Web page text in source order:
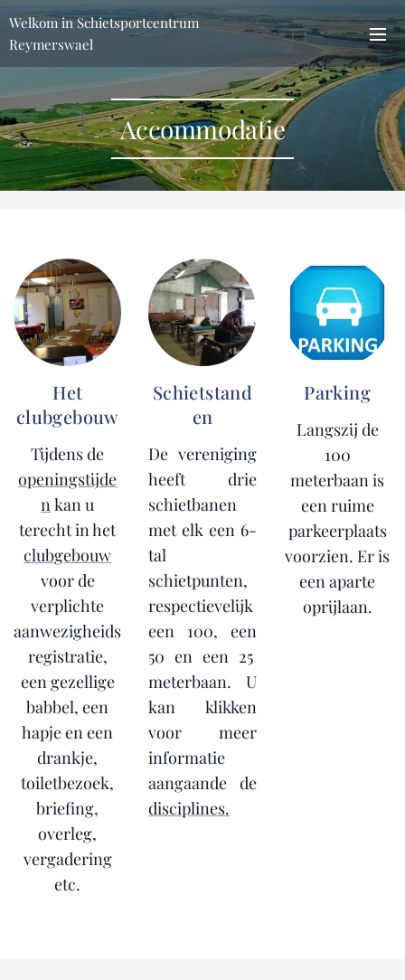
Welkom in Schietsportcentrum
Reymerswael
Accommodatie
Het
clubgebouw
Tijdens de
openingstijde
nkan u
terecht in het
clubgebouw
voor de
verplichte
aanwezigheids
registratie,
een gezellige
babbel, een
hapje en een
drankje,
toiletbezoek,
briefing,
overleg,
vergadering
etc.
Schietstand
en
De vereniging
heeft drie
schietbanen
met elk een 6-
tal
schietpunten,
respectievelijk
een 100, een
50 en een 25
meterbaan. U
kan klikken
voor meer
informatie
aangaande de
disciplines.
Parking
Langszij de
100
meterbaan is
een ruime
parkeerplaats
voorzien. Er is
een aparte
oprijlaan.